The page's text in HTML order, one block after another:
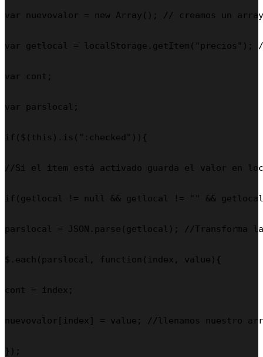
var nuevovalor = new Array(); // creamos un
var getlocal = localStorage.getItem("precios");
var cont;
var parslocal;
if($(this).is(":checked")){
//Si el item está activado guarda el valor en
if(getlocal != null && getlocal != "" && getlocal
parslocal = JSON.parse(getlocal); //Transforma
$.each(parslocal, function(index, value){
cont = index;
nuevovalor[index] = value; //llenamos nuestro
});